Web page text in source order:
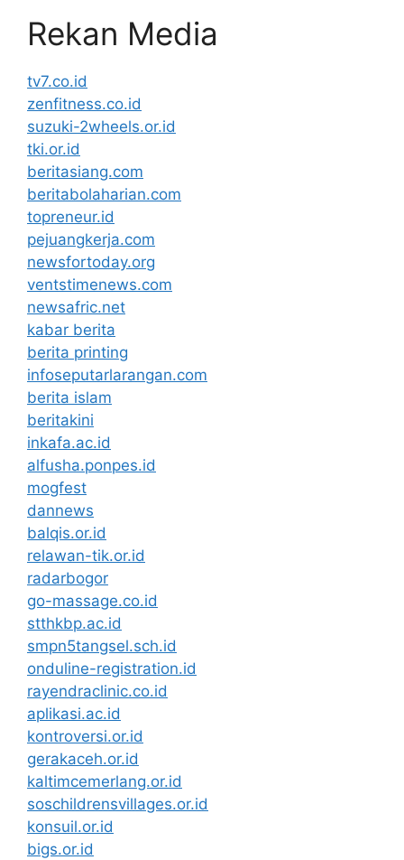
Rekan Media
tv7.co.id
zenfitness.co.id
suzuki-2wheels.or.id
tki.or.id
beritasiang.com
beritabolaharian.com
topreneur.id
pejuangkerja.com
newsfortoday.org
ventstimenews.com
newsafric.net
kabar berita
berita printing
infoseputarlarangan.com
berita islam
beritakini
inkafa.ac.id
alfusha.ponpes.id
mogfest
dannews
balqis.or.id
relawan-tik.or.id
radarbogor
go-massage.co.id
stthkbp.ac.id
smpn5tangsel.sch.id
onduline-registration.id
rayendraclinic.co.id
aplikasi.ac.id
kontroversi.or.id
gerakaceh.or.id
kaltimcemerlang.or.id
soschildrensvillages.or.id
konsuil.or.id
bigs.or.id